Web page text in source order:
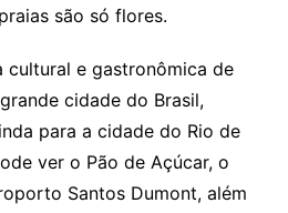
são só flores.
cultural e gastronômica de
cidade do Brasil,
para a cidade do Rio de
ver o Pão de Açúcar, o
Santos Dumont, além